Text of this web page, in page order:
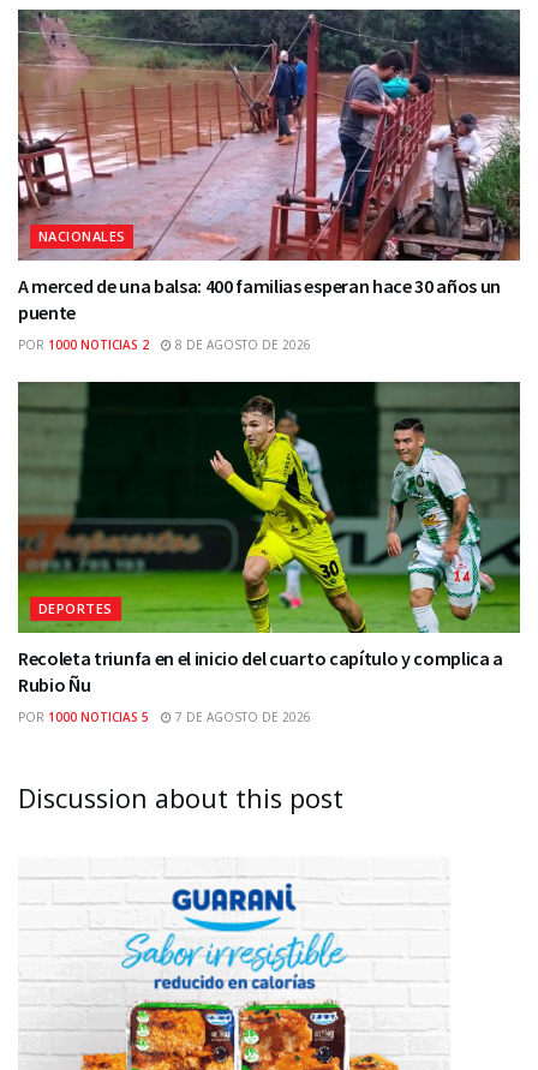
NACIONALES
A merced de una balsa: 400 familias esperan hace 30 años un
puente
POR 1000 NOTICIAS 2 8 DE AGOSTO DE 2026
DEPORTES
Recoleta triunfa en el inicio del cuarto capítulo y complica a
Rubio Ñu
POR 1000 NOTICIAS 5 7 DE AGOSTO DE 2026
Discussion about this post